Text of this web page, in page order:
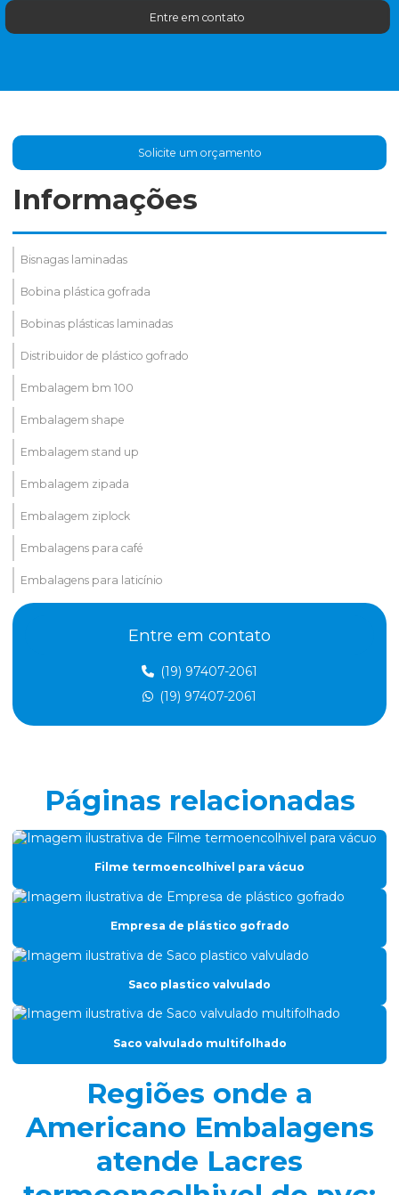
Entre em contato
Solicite um orçamento
Informações
Bisnagas laminadas
Bobina plástica gofrada
Bobinas plásticas laminadas
Distribuidor de plástico gofrado
Embalagem bm 100
Embalagem shape
Embalagem stand up
Embalagem zipada
Embalagem ziplock
Embalagens para café
Embalagens para laticínio
Embalagens nylon poli
Embalegem valvulada para pó
Fabrica de saco valvulado
Filme de alumínio para produtos finos
Filme gofrado para perfil de alumínio
Filme para leites e derivados
Filme nylon poli para congelados
Filme plástico sr coex
Filme termoencolhivel para vácuo
Filmes laminados
Filmes plásticos para congelados
Filmes termoformagem
Entre em contato
(19) 97407-2061
(19) 97407-2061
Páginas relacionadas
Filme termoencolhivel para vácuo
Empresa de plástico gofrado
Saco plastico valvulado
Saco valvulado multifolhado
Regiões onde a
Americano Embalagens
atende Lacres